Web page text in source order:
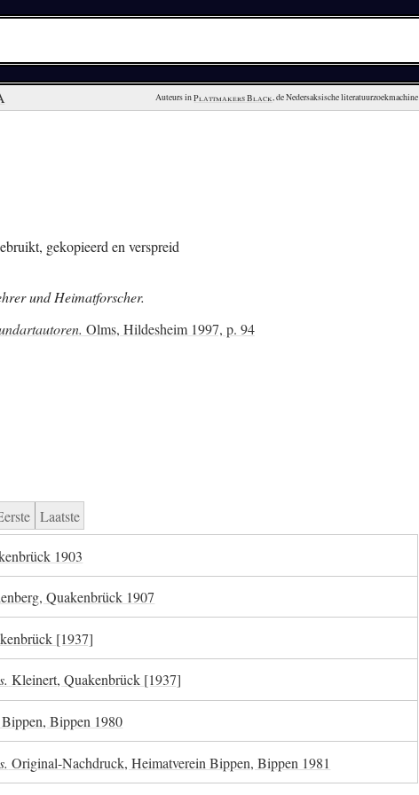
Auteurs in Plattmakers Black, de Nedersaksische literatuurzoekmachine
gekopieerd en verspreid
und Heimatforscher.
Olms, Hildesheim 1997, p. 94
Laatste
1903
Quakenbrück 1907
[1937]
Kleinert, Quakenbrück [1937]
Bippen 1980
Original-Nachdruck, Heimatverein Bippen, Bippen 1981